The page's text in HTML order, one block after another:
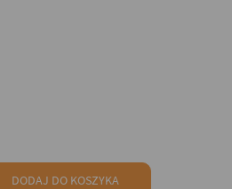
DODAJ DO KOSZYKA